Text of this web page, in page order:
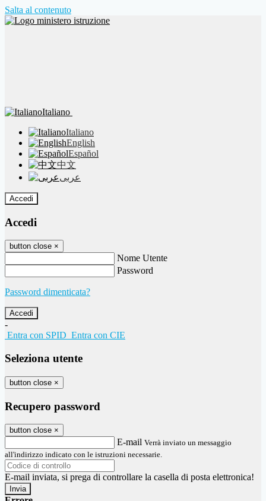
Salta al contenuto
Italiano
Italiano
English
Español
中文
عربى
Accedi
Accedi
button close ×
Nome Utente
Password
Password dimenticata?
-
Entra con SPID Entra con CIE
Seleziona utente
button close ×
Recupero password
button close ×
E-mail Verrà inviato un messaggio
all'indirizzo indicato con le istruzioni necessarie.
E-mail inviata, si prega di controllare la casella di posta elettronica!